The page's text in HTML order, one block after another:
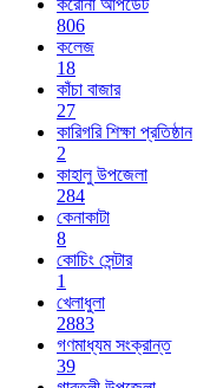
করোনা আপডেট
806
কলেজ
18
কাঁচা বাজার
27
কারিগরি শিক্ষা প্রতিষ্ঠান
2
কাহালু উপজেলা
284
কেনাকাটা
8
কোচিং সেন্টার
1
খেলাধুলা
2883
গণমাধ্যম সংক্রান্ত
39